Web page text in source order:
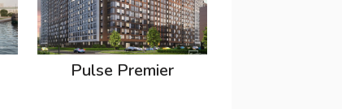
Pulse Premier